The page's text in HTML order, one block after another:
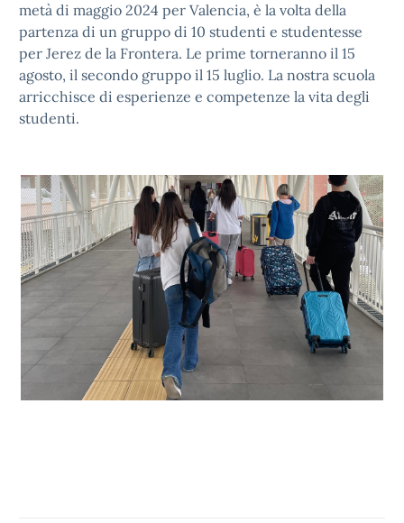
metà di maggio 2024 per Valencia, è la volta della
partenza di un gruppo di 10 studenti e studentesse
per Jerez de la Frontera. Le prime torneranno il 15
agosto, il secondo gruppo il 15 luglio. La nostra scuola
arricchisce di esperienze e competenze la vita degli
studenti.